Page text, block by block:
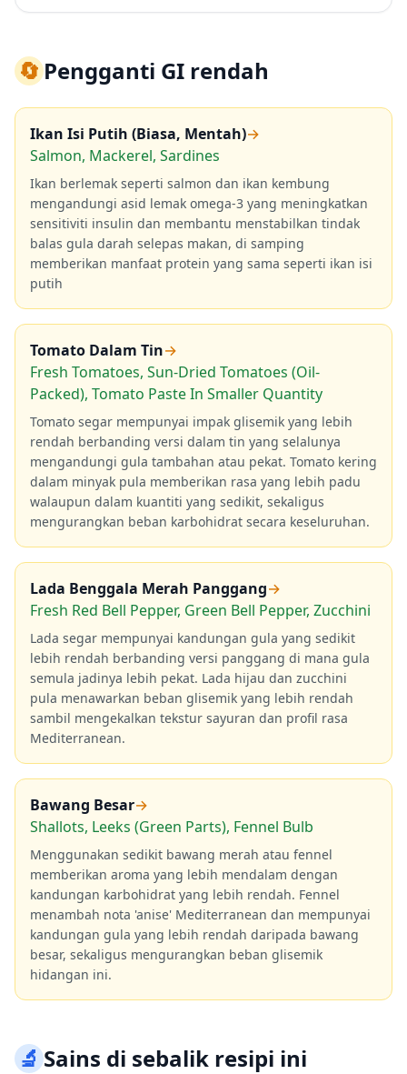
🔄Pengganti GI rendah
Ikan Isi Putih (Biasa, Mentah)→
Salmon, Mackerel, Sardines
Ikan berlemak seperti salmon dan ikan kembung
mengandungi asid lemak omega-3 yang meningkatkan
sensitiviti insulin dan membantu menstabilkan tindak
balas gula darah selepas makan, di samping
memberikan manfaat protein yang sama seperti ikan isi
putih
Tomato Dalam Tin→
Fresh Tomatoes, Sun-Dried Tomatoes (Oil-
Packed), Tomato Paste In Smaller Quantity
Tomato segar mempunyai impak glisemik yang lebih
rendah berbanding versi dalam tin yang selalunya
mengandungi gula tambahan atau pekat. Tomato kering
dalam minyak pula memberikan rasa yang lebih padu
walaupun dalam kuantiti yang sedikit, sekaligus
mengurangkan beban karbohidrat secara keseluruhan.
Lada Benggala Merah Panggang→
Fresh Red Bell Pepper, Green Bell Pepper, Zucchini
Lada segar mempunyai kandungan gula yang sedikit
lebih rendah berbanding versi panggang di mana gula
semula jadinya lebih pekat. Lada hijau dan zucchini
pula menawarkan beban glisemik yang lebih rendah
sambil mengekalkan tekstur sayuran dan profil rasa
Mediterranean.
Bawang Besar→
Shallots, Leeks (Green Parts), Fennel Bulb
Menggunakan sedikit bawang merah atau fennel
memberikan aroma yang lebih mendalam dengan
kandungan karbohidrat yang lebih rendah. Fennel
menambah nota 'anise' Mediterranean dan mempunyai
kandungan gula yang lebih rendah daripada bawang
besar, sekaligus mengurangkan beban glisemik
hidangan ini.
🔬Sains di sebalik resipi ini